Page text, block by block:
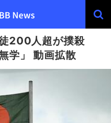
200人超が撲殺
学」 動画拡散